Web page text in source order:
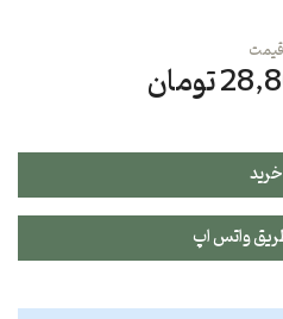
قیمت
خرید
واتس اپ